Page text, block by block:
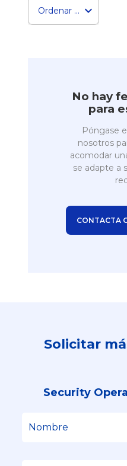
Ordenar por
No hay
para
Póngase
nosotros
acomodar
se adapte a
CONTACTA
Solicitar
Security